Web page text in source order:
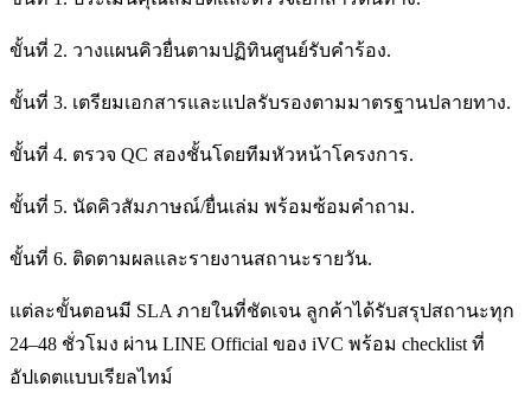
ขั้นที่ 2. วางแผนคิวยื่นตามปฏิทินศูนย์รับคำร้อง.
ขั้นที่ 3. เตรียมเอกสารและแปลรับรองตามมาตรฐานปลายทาง.
ขั้นที่ 4. ตรวจ QC สองชั้นโดยทีมหัวหน้าโครงการ.
ขั้นที่ 5. นัดคิวสัมภาษณ์/ยื่นเล่ม พร้อมซ้อมคำถาม.
ขั้นที่ 6. ติดตามผลและรายงานสถานะรายวัน.
แต่ละขั้นตอนมี SLA ภายในที่ชัดเจน ลูกค้าได้รับสรุปสถานะทุก
24–48 ชั่วโมง ผ่าน LINE Official ของ iVC พร้อม checklist ที่
อัปเดตแบบเรียลไทม์